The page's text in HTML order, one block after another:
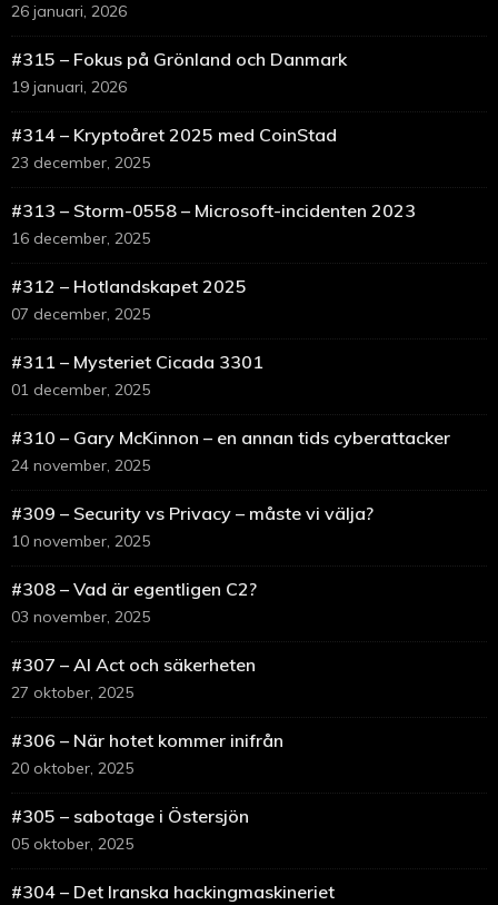
26 januari, 2026
#315 – Fokus på Grönland och Danmark
19 januari, 2026
#314 – Kryptoåret 2025 med CoinStad
23 december, 2025
#313 – Storm-0558 – Microsoft-incidenten 2023
16 december, 2025
#312 – Hotlandskapet 2025
07 december, 2025
#311 – Mysteriet Cicada 3301
01 december, 2025
#310 – Gary McKinnon – en annan tids cyberattacker
24 november, 2025
#309 – Security vs Privacy – måste vi välja?
10 november, 2025
#308 – Vad är egentligen C2?
03 november, 2025
#307 – AI Act och säkerheten
27 oktober, 2025
#306 – När hotet kommer inifrån
20 oktober, 2025
#305 – sabotage i Östersjön
05 oktober, 2025
#304 – Det Iranska hackingmaskineriet